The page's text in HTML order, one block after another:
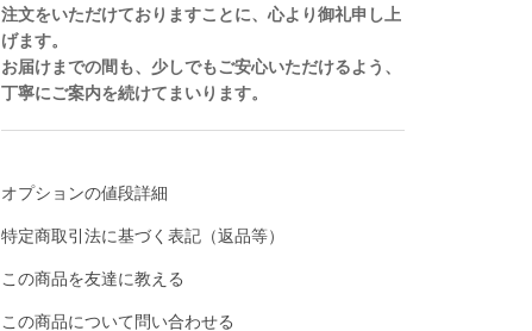
注文をいただけておりますことに、心より御礼申し上
げます。
お届けまでの間も、少しでもご安心いただけるよう、
丁寧にご案内を続けてまいります。
オプションの値段詳細
特定商取引法に基づく表記（返品等）
この商品を友達に教える
この商品について問い合わせる